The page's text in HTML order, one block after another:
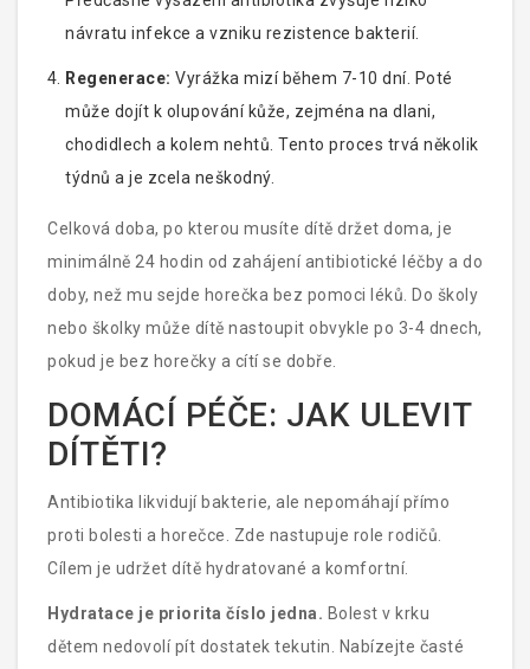
návratu infekce a vzniku rezistence bakterií.
Regenerace: Vyrážka mizí během 7-10 dní. Poté
může dojít k olupování kůže, zejména na dlani,
chodidlech a kolem nehtů. Tento proces trvá několik
týdnů a je zcela neškodný.
Celková doba, po kterou musíte dítě držet doma, je
minimálně 24 hodin od zahájení antibiotické léčby a do
doby, než mu sejde horečka bez pomoci léků. Do školy
nebo školky může dítě nastoupit obvykle po 3-4 dnech,
pokud je bez horečky a cítí se dobře.
DOMÁCÍ PÉČE: JAK ULEVIT
DÍTĚTI?
Antibiotika likvidují bakterie, ale nepomáhají přímo
proti bolesti a horečce. Zde nastupuje role rodičů.
Cílem je udržet dítě hydratované a komfortní.
Hydratace je priorita číslo jedna. Bolest v krku
dětem nedovolí pít dostatek tekutin. Nabízejte časté